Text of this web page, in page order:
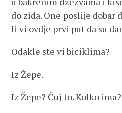
do zida. One poslije dobar
li vi ovdje prvi put da su
Odakle ste vi biciklima?
Iz Žepe.
Iz Žepe? Čuj to. Kolko ima?